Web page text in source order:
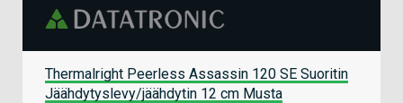
Thermalright Peerless Assassin 120 SE Suoritin
Jäähdytyslevy/jäähdytin 12 cm Musta